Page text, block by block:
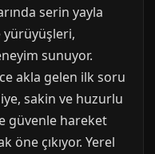
serin yayla
yürüyüşleri,
sunuyor.
akla gelen ilk soru
sakin ve huzurlu
güvenle hareket
öne çıkıyor. Yerel